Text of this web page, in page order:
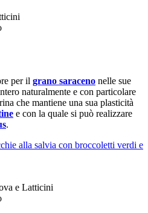
per il grano saraceno nelle sue
naturalmente e con particolare
che mantiene una sua plasticità
e con la quale si può realizzare
.
alla salvia con broccoletti verdi e
e Latticini